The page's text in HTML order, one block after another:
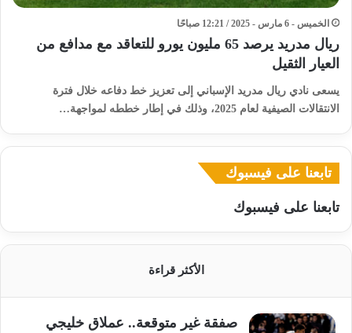
الخميس - 6 مارس - 2025 / 12:21 صباحًا
ريال مدريد يرصد 65 مليون يورو للتعاقد مع مدافع من
العيار الثقيل
يسعى نادي ريال مدريد الإسباني إلى تعزيز خط دفاعه خلال فترة
الانتقالات الصيفية لعام 2025، وذلك في إطار خططه لمواجهة…
تابعنا على فيسبوك
تابعنا على فيسبوك
الأكثر قراءة
صفقة غير متوقعة.. عملاق خليجي